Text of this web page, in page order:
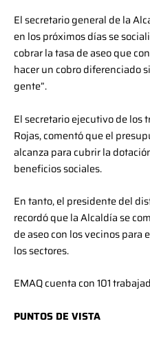
El secretario general de la
en los próximos días se
cobrar la tasa de aseo que
hacer un cobro diferenciado
gente”.
El secretario ejecutivo de los
Rojas, comentó que el
alcanza para cubrir la
beneficios sociales.
En tanto, el presidente del
recordó que la Alcaldía se
de aseo con los vecinos
los sectores.
EMAQ cuenta con 101
PUNTOS DE VISTA